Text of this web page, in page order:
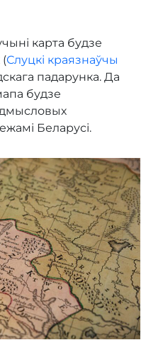
карта будзе
(Слуцкі краязнаўчы
падарунка. Да
будзе
Беларусі.